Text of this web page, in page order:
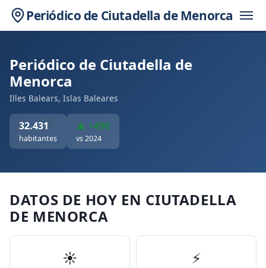
Periódico de Ciutadella de Menorca
Periódico de Ciutadella de
Menorca
Illes Balears, Islas Baleares
32.431
habitantes
▲ +490
vs 2024
DATOS DE HOY EN CIUTADELLA
DE MENORCA
☀️ ⚡